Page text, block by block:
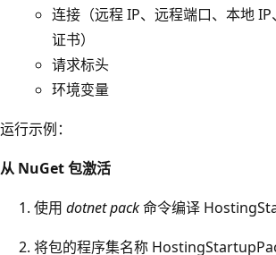
连接（远程 IP、远程端口、本地
证书）
请求标头
环境变量
运行示例：
从 NuGet 包激活
使用 dotnet pack命令编译
将包的程序集名称